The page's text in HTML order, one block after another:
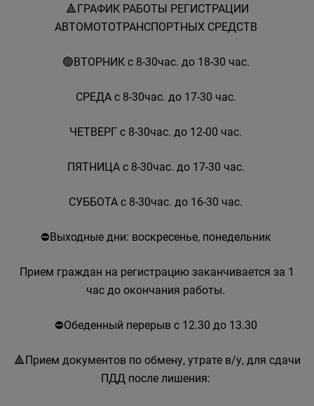
🔺️ГРАФИК РАБОТЫ РЕГИСТРАЦИИ
АВТОМОТОТРАНСПОРТНЫХ СРЕДСТВ
🟢ВТОРНИК с 8-30час. до 18-30 час.
СРЕДА с 8-30час. до 17-30 час.
ЧЕТВЕРГ с 8-30час. до 12-00 час.
ПЯТНИЦА с 8-30час. до 17-30 час.
СУББОТА с 8-30час. до 16-30 час.
⛔Выходные дни: воскресенье, понедельник
Прием граждан на регистрацию заканчивается за 1
час до окончания работы.
⛔Обеденный перерыв с 12.30 до 13.30
🔺Прием документов по обмену, утрате в/у, для сдачи
ПДД после лишения: